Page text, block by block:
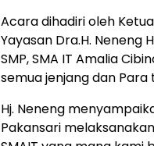
Acara dihadiri oleh
Yayasan Dra.H. Neneng
SMP, SMA IT Amalia
semua jenjang dan Para
Hj. Neneng
Pakansari